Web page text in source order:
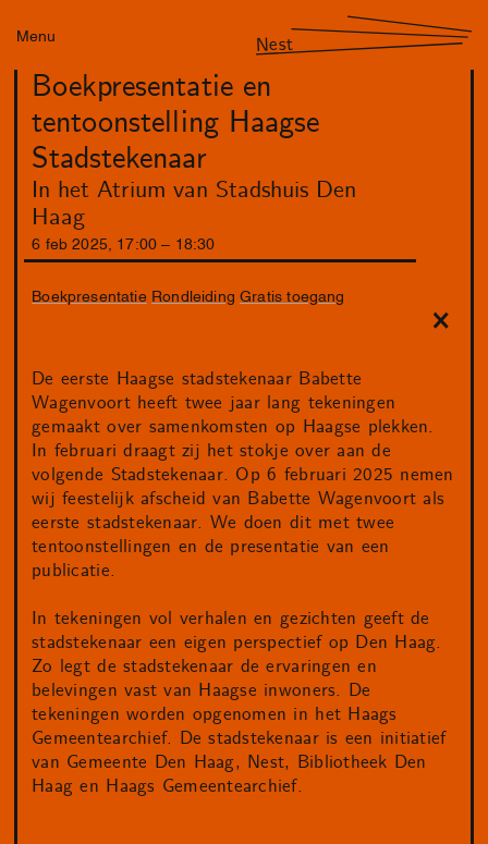
Menu Nest
Boekpresentatie en
tentoonstelling Haagse
Stadstekenaar
In het Atrium van Stadshuis Den
Haag
6 feb 2025 17 :00 18 :30
Boekpresentatie Rondleiding Gratis toegang
De eerste Haagse stadstekenaar Babette
Wagenvoort heeft twee jaar lang tekeningen
gemaakt over samenkomsten op Haagse plekken.
In februari draagt zij het stokje over aan de
volgende Stadstekenaar. Op 6 februari 2025 nemen
wij feestelijk afscheid van Babette Wagenvoort als
eerste stadstekenaar. We doen dit met twee
tentoonstellingen en de presentatie van een
publicatie.
In tekeningen vol verhalen en gezichten geeft de
stadstekenaar een eigen perspectief op Den Haag.
Zo legt de stadstekenaar de ervaringen en
belevingen vast van Haagse inwoners. De
tekeningen worden opgenomen in het Haags
Gemeentearchief. De stadstekenaar is een initiatief
van Gemeente Den Haag, Nest, Bibliotheek Den
Haag en Haags Gemeentearchief.